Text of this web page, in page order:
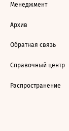
Менеджмент
Архив
Обратная связь
Справочный центр
Распространение